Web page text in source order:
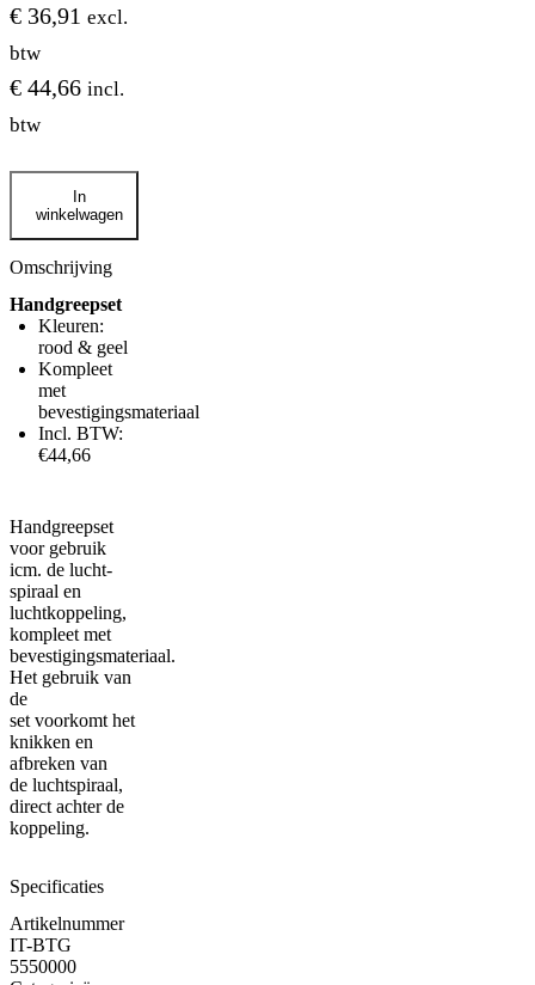
€ 36,91 excl.
btw
€ 44,66 incl.
btw
Handgreepset
In
winkelwagen
Omschrijving
Handgreepset
Kleuren:
rood & geel
Kompleet
met
bevestigingsmateriaal
Incl. BTW:
€44,66
Handgreepset
voor gebruik
icm. de lucht-
spiraal en
luchtkoppeling,
kompleet met
bevestigingsmateriaal.
Het gebruik van
de
set voorkomt het
knikken en
afbreken van
de luchtspiraal,
direct achter de
koppeling.
Specificaties
Artikelnummer
IT-BTG
5550000